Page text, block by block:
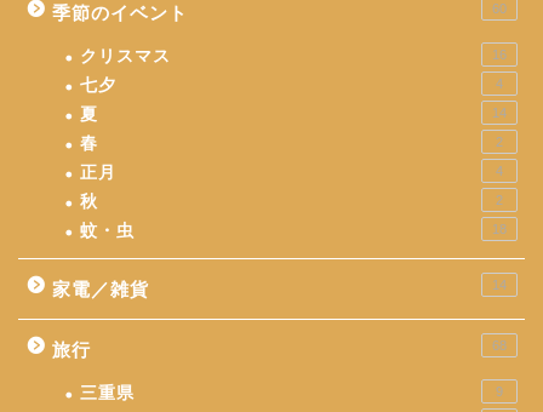
季節のイベント 60
クリスマス 16
七夕 4
夏 14
春 2
正月 4
秋 2
蚊・虫 18
家電／雑貨 14
旅行 68
三重県 9